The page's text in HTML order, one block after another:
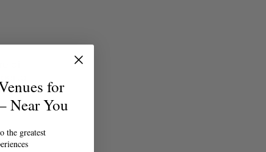
di
MODULO.
for
Near You
the greatest